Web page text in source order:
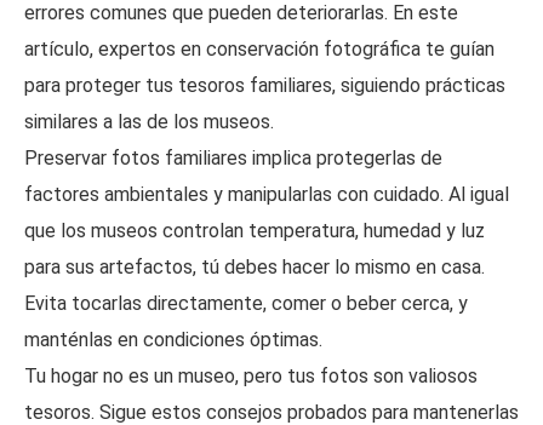
errores comunes que pueden deteriorarlas. En este
artículo, expertos en conservación fotográfica te guían
para proteger tus tesoros familiares, siguiendo prácticas
similares a las de los museos.
Preservar fotos familiares implica protegerlas de
factores ambientales y manipularlas con cuidado. Al igual
que los museos controlan temperatura, humedad y luz
para sus artefactos, tú debes hacer lo mismo en casa.
Evita tocarlas directamente, comer o beber cerca, y
manténlas en condiciones óptimas.
Tu hogar no es un museo, pero tus fotos son valiosos
tesoros. Sigue estos consejos probados para mantenerlas